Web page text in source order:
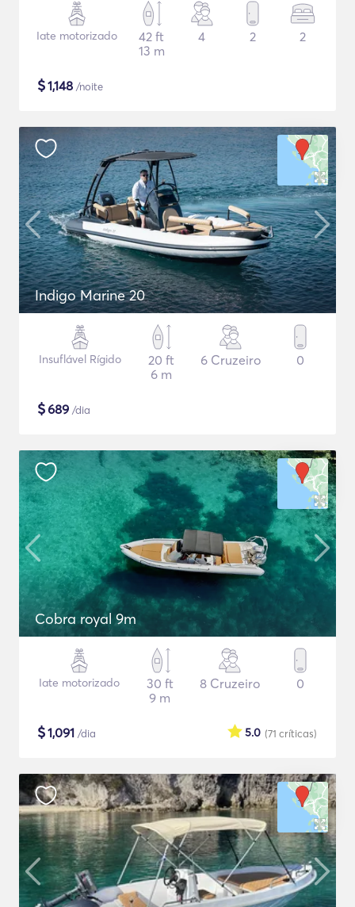
Iate motorizado
42 ft
13 m
4 2 2
$1,148 /noite
Indigo Marine 20
Insuflável Rígido
20 ft
6 m
6 Cruzeiro 0
$689 /dia
Cobra royal 9m
Iate motorizado
30 ft
9 m
8 Cruzeiro 0
$1,091 /dia (71 críticas)
5.0